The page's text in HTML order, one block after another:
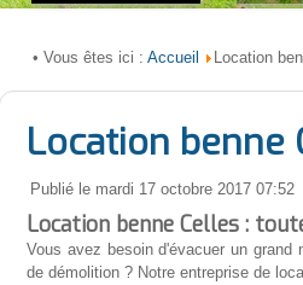
• Vous êtes ici : Accueil Location
Location benne
Publié le mardi 17 octobre 2017 07:52
Location benne Celles :
Vous avez besoin d'évacuer un
de démolition ? Notre entreprise de